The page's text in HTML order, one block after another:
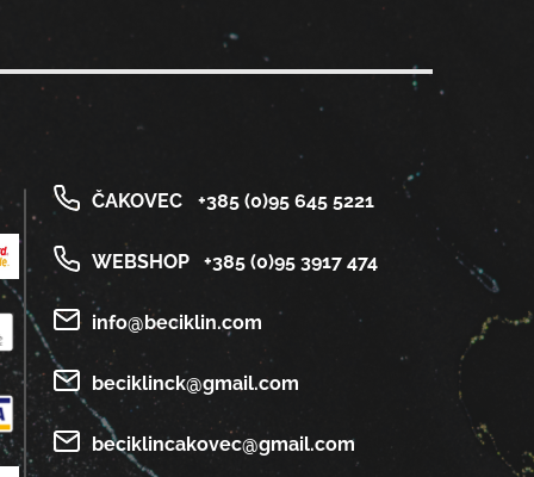
ČAKOVEC +385 (0)95 645 5221
WEBSHOP +385 (0)95 3917 474
info@beciklin.com
beciklinck@gmail.com
beciklincakovec@gmail.com